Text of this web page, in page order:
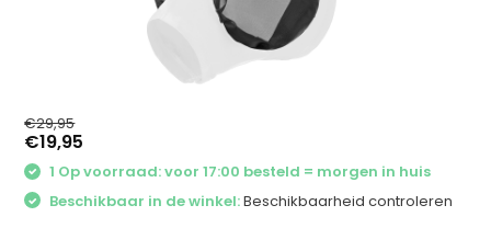
€29,95
€19,95
1 Op voorraad: voor 17:00 besteld = morgen in huis
Beschikbaar in de winkel:Beschikbaarheid controleren